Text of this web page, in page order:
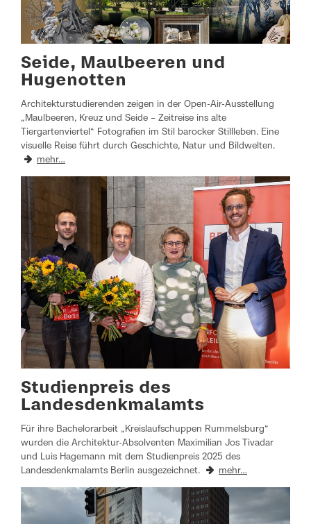
Seide, Maulbeeren und
Hugenotten
Architekturstudierenden zeigen in der Open-Air-Ausstellung
„Maulbeeren, Kreuz und Seide – Zeitreise ins alte
Tiergartenviertel“ Fotografien im Stil barocker Stillleben. Eine
visuelle Reise führt durch Geschichte, Natur und Bildwelten.
mehr…
Studienpreis des
Landesdenkmalamts
Für ihre Bachelorarbeit „Kreislaufschuppen Rummelsburg“
wurden die Architektur-Absolventen Maximilian Jos Tivadar
und Luis Hagemann mit dem Studienpreis 2025 des
Landesdenkmalamts Berlin ausgezeichnet.
mehr…